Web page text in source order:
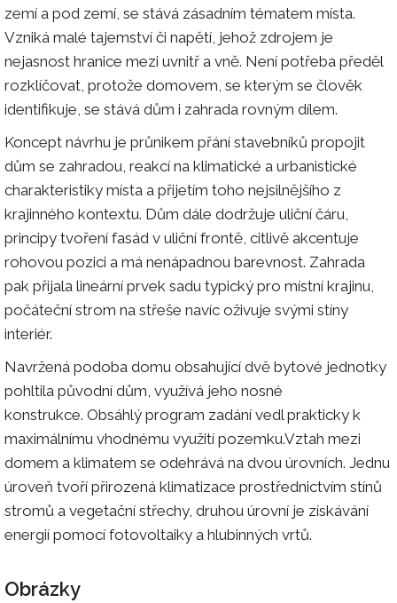
zemí a pod zemí, se stává zásadním tématem místa.
Vzniká malé tajemství či napětí, jehož zdrojem je
nejasnost hranice mezi uvnitř a vně. Není potřeba předěl
rozklíčovat, protože domovem, se kterým se člověk
identifikuje, se stává dům i zahrada rovným dílem.
Koncept návrhu je průnikem přání stavebníků propojit
dům se zahradou, reakcí na klimatické a urbanistické
charakteristiky místa a přijetím toho nejsilnějšího z
krajinného kontextu. Dům dále dodržuje uliční čáru,
principy tvoření fasád v uliční frontě, citlivě akcentuje
rohovou pozici a má nenápadnou barevnost. Zahrada
pak přijala lineární prvek sadu typický pro místní krajinu,
počáteční strom na střeše navíc oživuje svými stíny
interiér.
Navržená podoba domu obsahující dvě bytové jednotky
pohltila původní dům, využívá jeho nosné
konstrukce. Obsáhlý program zadání vedl prakticky k
maximálnímu vhodnému využití pozemku.Vztah mezi
domem a klimatem se odehrává na dvou úrovních. Jednu
úroveň tvoří přirozená klimatizace prostřednictvím stínů
stromů a vegetační střechy, druhou úrovní je získávání
energií pomocí fotovoltaiky a hlubinných vrtů.
Obrázky